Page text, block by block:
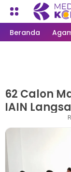
Beranda
MEDIAKONTRAS.ID/
62 Calon
IAIN